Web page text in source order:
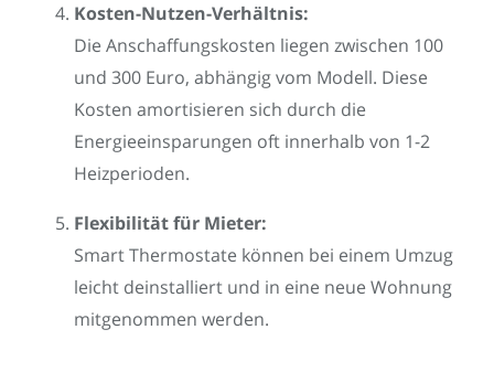
Kosten-Nutzen-Verhältnis:
Die Anschaffungskosten liegen zwischen 100
und 300 Euro, abhängig vom Modell. Diese
Kosten amortisieren sich durch die
Energieeinsparungen oft innerhalb von 1-2
Heizperioden.
Flexibilität für Mieter:
Smart Thermostate können bei einem Umzug
leicht deinstalliert und in eine neue Wohnung
mitgenommen werden.